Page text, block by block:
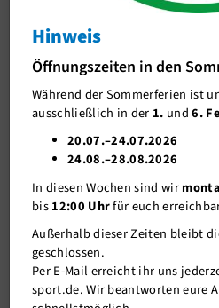
Einladung zur
KIDS
Einladung zur
J-Team
Stellenangebote
Förderverein me-sport e.V.
Mitgliederservice
Verantwortung
Hinweis
Öffnungszeiten in den
Während der Sommerferien ist
ausschließlich in der 1. und6.
20.07.–24.07.2026
24.08.–28.08.2026
In diesen Wochen sind wir
bis12:00 Uhrfür euch
Außerhalb dieser Zeiten bleibt
geschlossen.
Per E-Mail erreicht ihr uns
sport.de. Wir beantworten eure